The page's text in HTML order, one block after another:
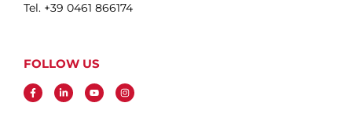
Tel. +39 0461 866174
FOLLOW US